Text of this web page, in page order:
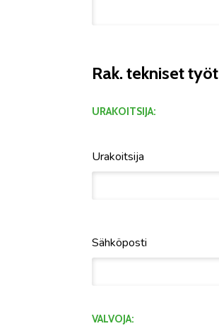
Rak. tekniset työt
URAKOITSIJA:
Urakoitsija
Sähköposti
VALVOJA: